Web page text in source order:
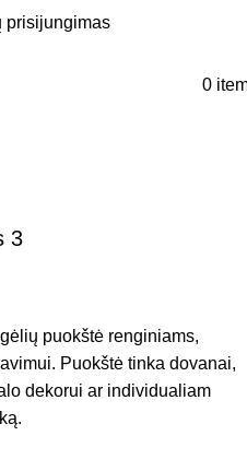
prisijungimas
0
3
puokštė renginiams,
Puokštė tinka dovanai,
dekorui ar individualiam